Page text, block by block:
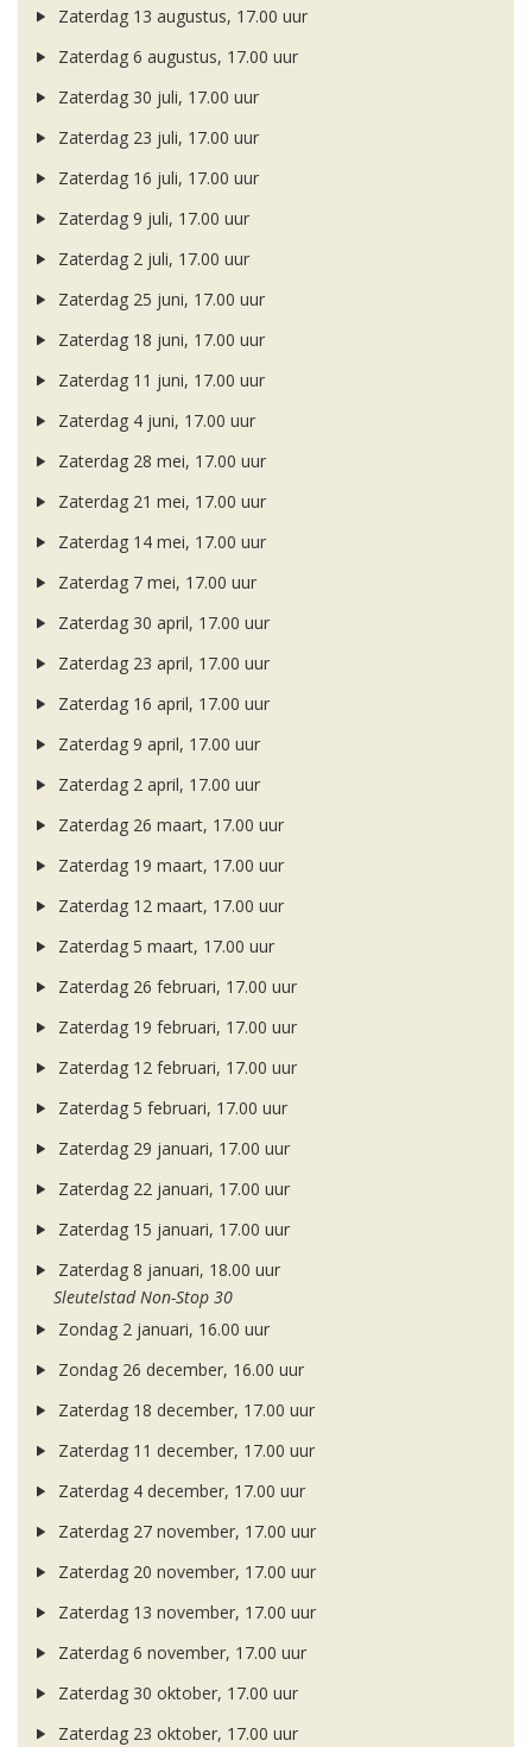
Zaterdag 13 augustus, 17.00 uur
Zaterdag 6 augustus, 17.00 uur
Zaterdag 30 juli, 17.00 uur
Zaterdag 23 juli, 17.00 uur
Zaterdag 16 juli, 17.00 uur
Zaterdag 9 juli, 17.00 uur
Zaterdag 2 juli, 17.00 uur
Zaterdag 25 juni, 17.00 uur
Zaterdag 18 juni, 17.00 uur
Zaterdag 11 juni, 17.00 uur
Zaterdag 4 juni, 17.00 uur
Zaterdag 28 mei, 17.00 uur
Zaterdag 21 mei, 17.00 uur
Zaterdag 14 mei, 17.00 uur
Zaterdag 7 mei, 17.00 uur
Zaterdag 30 april, 17.00 uur
Zaterdag 23 april, 17.00 uur
Zaterdag 16 april, 17.00 uur
Zaterdag 9 april, 17.00 uur
Zaterdag 2 april, 17.00 uur
Zaterdag 26 maart, 17.00 uur
Zaterdag 19 maart, 17.00 uur
Zaterdag 12 maart, 17.00 uur
Zaterdag 5 maart, 17.00 uur
Zaterdag 26 februari, 17.00 uur
Zaterdag 19 februari, 17.00 uur
Zaterdag 12 februari, 17.00 uur
Zaterdag 5 februari, 17.00 uur
Zaterdag 29 januari, 17.00 uur
Zaterdag 22 januari, 17.00 uur
Zaterdag 15 januari, 17.00 uur
Zaterdag 8 januari, 18.00 uur
Sleutelstad Non-Stop 30
Zondag 2 januari, 16.00 uur
Zondag 26 december, 16.00 uur
Zaterdag 18 december, 17.00 uur
Zaterdag 11 december, 17.00 uur
Zaterdag 4 december, 17.00 uur
Zaterdag 27 november, 17.00 uur
Zaterdag 20 november, 17.00 uur
Zaterdag 13 november, 17.00 uur
Zaterdag 6 november, 17.00 uur
Zaterdag 30 oktober, 17.00 uur
Zaterdag 23 oktober, 17.00 uur